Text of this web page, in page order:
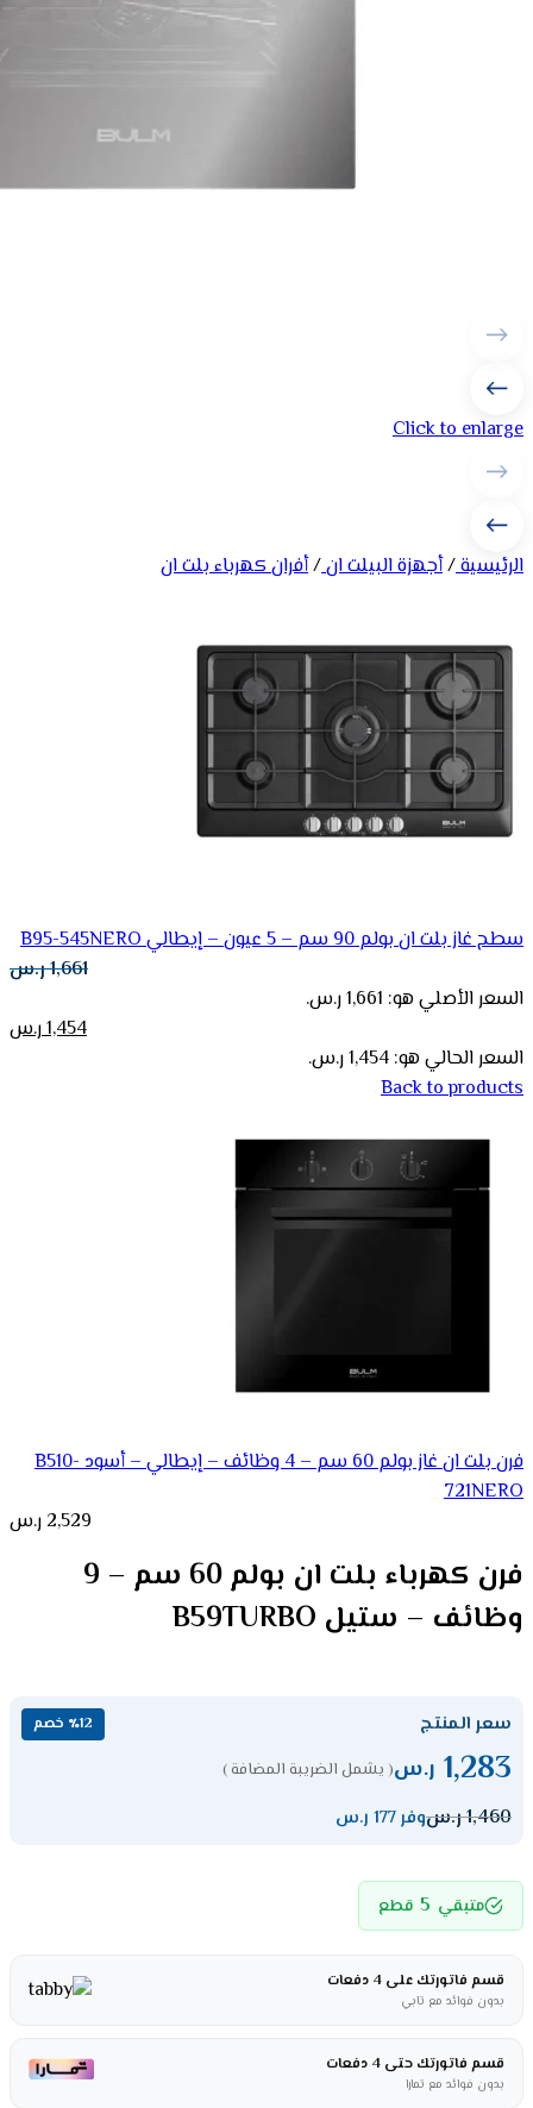
Click to enlarge
الرئيسية/أجهزة البيلت ان/أفران كهرباء بلت ان
سطح غاز بلت ان بولم 90 سم – 5 عيون – إيطالي B95-545NERO
1,661ر.س
السعر الأصلي هو: 1,661 ر.س.
1,454ر.س
السعر الحالي هو: 1,454 ر.س.
Back to products
فرن بلت ان غاز بولم 60 سم – 4 وظائف – إيطالي – أسود B510-
721NERO
2,529 ر.س
فرن كهرباء بلت ان بولم 60 سم – 9
وظائف – ستيل B59TURBO
سعر المنتج ٪12 خصم
1,283 ر.س( يشمل الضريبة المضافة )
1,460ر.سوفر 177 ر.س
متبقي 5 قطع
قسم فاتورتك على 4 دفعات
بدون فوائد مع تابي
قسم فاتورتك حتى 4 دفعات
بدون فوائد مع تمارا